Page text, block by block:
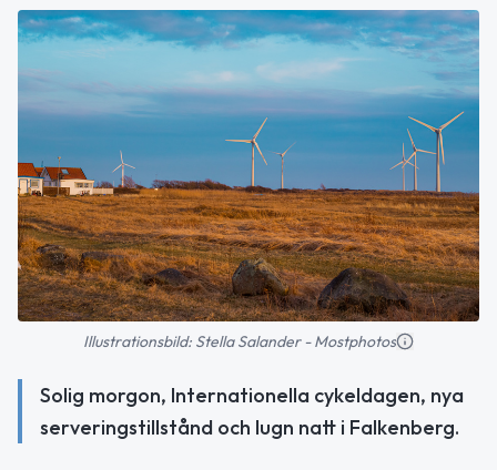
Illustrationsbild: Stella Salander - Mostphotos
Solig morgon, Internationella cykeldagen, nya
serveringstillstånd och lugn natt i Falkenberg.